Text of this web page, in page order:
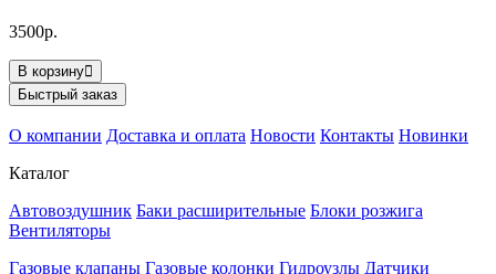
3500р.
В корзину
Быстрый заказ
О компании Доставка и оплата Новости Контакты Новинки
Каталог
Автовоздушник Баки расширительные Блоки розжига
Вентиляторы
Газовые клапаны Газовые колонки Гидроузлы Датчики